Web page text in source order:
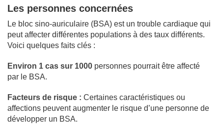
Les personnes concernées
Le bloc sino-auriculaire (BSA) est un trouble cardiaque qui
peut affecter différentes populations à des taux différents.
Voici quelques faits clés :
Environ 1 cas sur 1000 personnes pourrait être affecté
par le BSA.
Facteurs de risque : Certaines caractéristiques ou
affections peuvent augmenter le risque d’une personne de
développer un BSA.